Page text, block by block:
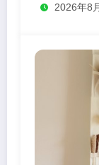
2026年8